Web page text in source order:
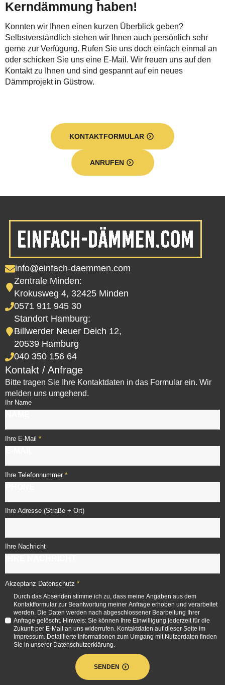
Kerndämmung haben!
Konnten wir Ihnen einen kurzen Überblick geben?
Selbstverständlich stehen wir Ihnen auch persönlich sehr
gerne zur Verfügung. Rufen Sie uns doch einfach einmal an
oder schicken Sie uns eine E-Mail. Wir freuen uns auf den
Kontakt zu Ihnen und sind gespannt auf ein neues
Dämmprojekt in Güstrow.
KONTAKTFORMULAR
ANRUFEN
info@einfach-daemmen.com
Zentrale Minden:
Krokusweg 4, 32425 Minden
0571 911 945 30
Standort Hamburg:
Billwerder Neuer Deich 12,
20539 Hamburg
040 350 156 64
Kontakt / Anfrage
Bitte tragen Sie Ihre Kontaktdaten in das Formular ein. Wir
melden uns umgehend.
Ihr Name
Ihre E-Mail *
Ihre Telefonnummer *
Ihre Adresse (Straße + Ort)
Ihre Nachricht
Akzeptanz Datenschutz *
Durch das Absenden stimme ich zu, dass meine Angaben aus dem
Kontaktformular zur Beantwortung meiner Anfrage erhoben und verarbeitet
werden. Die Daten werden nach abgeschlossener Bearbeitung Ihrer
Anfrage gelöscht. Hinweis: Sie können Ihre Einwilligung jederzeit für die
Zukunft per E-Mail an uns widerrufen. Kontaktdaten auf dieser Seite im
Impressum. Detaillierte Informationen zum Umgang mit Nutzerdaten finden
Sie in unserer Datenschutzerklärung.
SENDEN